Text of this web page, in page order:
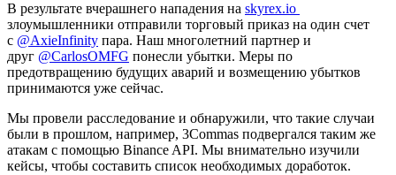
В результате вчерашнего нападения на skyrex.io
злоумышленники отправили торговый приказ на один счет
с @AxieInfinity пара. Наш многолетний партнер и
друг @CarlosOMFG понесли убытки. Меры по
предотвращению будущих аварий и возмещению убытков
принимаются уже сейчас.
Мы провели расследование и обнаружили, что такие случаи
были в прошлом, например, 3Commas подвергался таким же
атакам с помощью Binance API. Мы внимательно изучили
кейсы, чтобы составить список необходимых доработок.